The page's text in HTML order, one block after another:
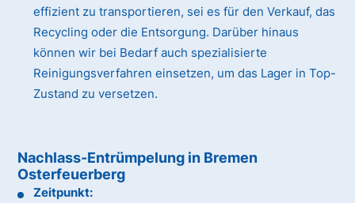
effizient zu transportieren, sei es für den Verkauf, das
Recycling oder die Entsorgung. Darüber hinaus
können wir bei Bedarf auch spezialisierte
Reinigungsverfahren einsetzen, um das Lager in Top-
Zustand zu versetzen.
Nachlass-Entrümpelung in Bremen
Osterfeuerberg
Zeitpunkt: